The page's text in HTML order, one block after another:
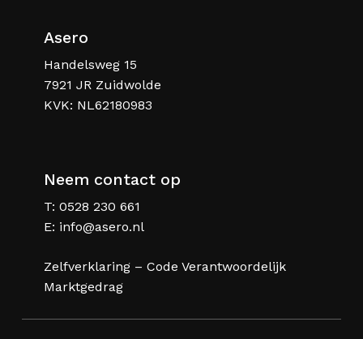
Asero
Handelsweg 15
7921 JR Zuidwolde
KVK: NL62180983
Neem contact op
T: 0528 230 661
E: info@asero.nl
Zelfverklaring – Code Verantwoordelijk
Marktgedrag